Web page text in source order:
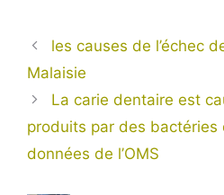
les causes de l’échec
Malaisie
La carie dentaire est
produits par des bactéries
données de l’OMS